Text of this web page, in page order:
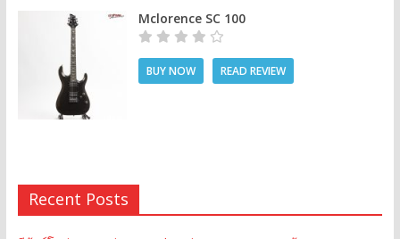
Mclorence SC 100
BUY NOW READ REVIEW
Recent Posts